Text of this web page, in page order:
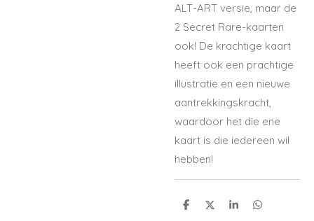
ALT-ART versie, maar de
2 Secret Rare-kaarten
ook! De krachtige kaart
heeft ook een prachtige
illustratie en een nieuwe
aantrekkingskracht,
waardoor het die ene
kaart is die iedereen wil
hebben!
S
S
S
S